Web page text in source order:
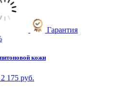
Гарантия
кожи
175 руб.